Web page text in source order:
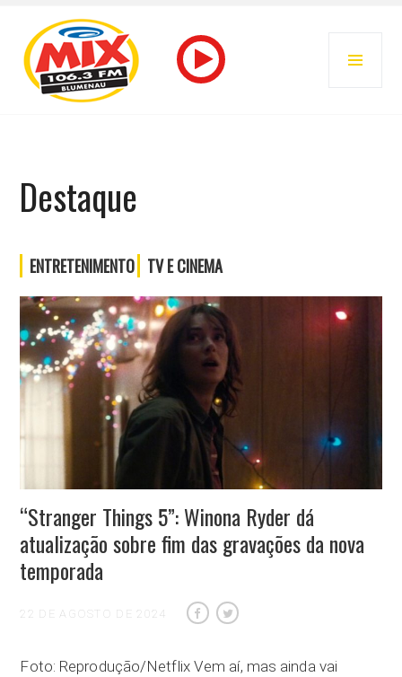
conteúdo
RÁDIO MIX FM – BLUMENAU
Destaque
ENTRETENIMENTO TV E CINEMA
“Stranger Things 5”: Winona Ryder dá
atualização sobre fim das gravações da nova
temporada
22 DE AGOSTO DE 2024
Foto: Reprodução/Netflix Vem aí, mas ainda vai